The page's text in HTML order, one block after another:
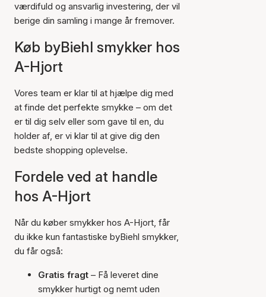
værdifuld og ansvarlig investering, der vil
berige din samling i mange år fremover.
Køb byBiehl smykker hos
A-Hjort
Vores team er klar til at hjælpe dig med
at finde det perfekte smykke – om det
er til dig selv eller som gave til en, du
holder af, er vi klar til at give dig den
bedste shopping oplevelse.
Fordele ved at handle
hos A-Hjort
Når du køber smykker hos A-Hjort, får
du ikke kun fantastiske byBiehl smykker,
du får også:
Gratis fragt – Få leveret dine
smykker hurtigt og nemt uden